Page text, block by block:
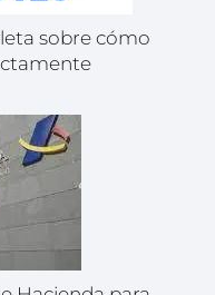
sobre cómo